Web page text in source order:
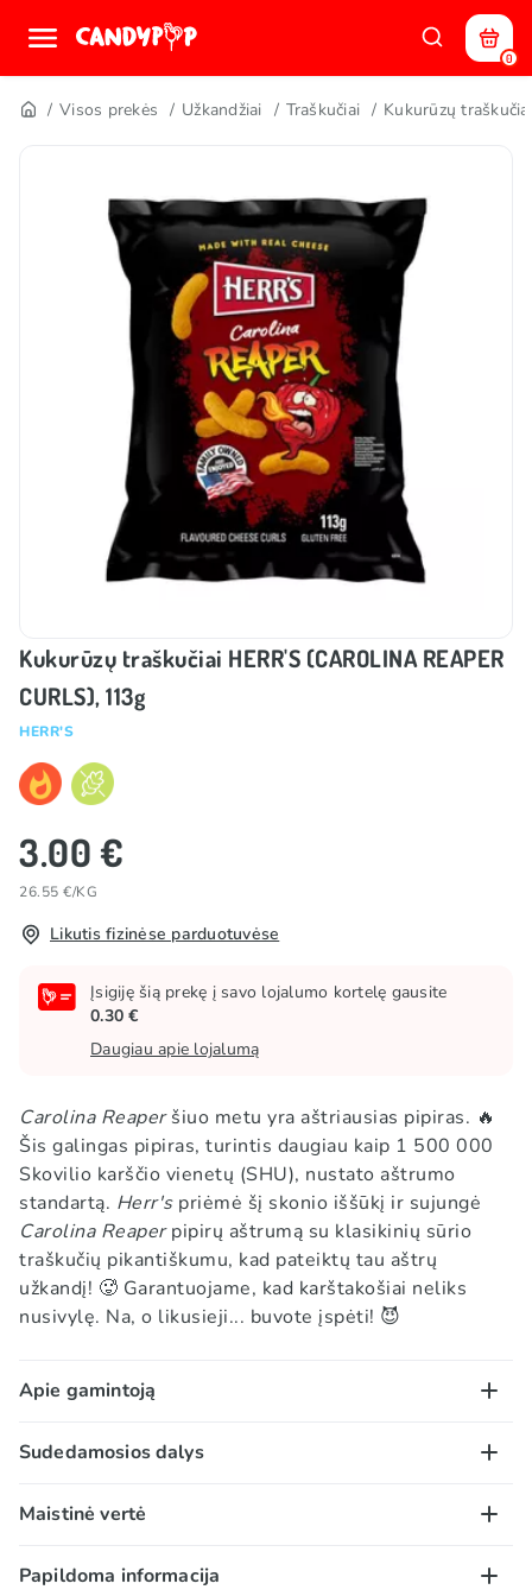
0
Visos prekės Užkandžiai Traškučiai Kukurūzų traškučiai
Kukurūzų traškučiai HERR'S (CAROLINA REAPER
CURLS), 113g
HERR'S
3.00 €
26.55 €/KG
Likutis fizinėse parduotuvėse
Įsigiję šią prekę į savo lojalumo kortelę gausite
0.30 €
Daugiau apie lojalumą
Carolina Reaperšiuo metu yra aštriausias pipiras. 🔥
Šis galingas pipiras, turintis daugiau kaip 1 500 000
Skovilio karščio vienetų (SHU), nustato aštrumo
standartą. Herr'spriėmė šį skonio iššūkį ir sujungė
Carolina Reaperpipirų aštrumą su klasikinių sūrio
traškučių pikantiškumu, kad pateiktų tau aštrų
užkandį! 🥵 Garantuojame, kad karštakošiai neliks
nusivylę. Na, o likusieji... buvote įspėti! 😈
Apie gamintoją
Visi Candy POP klientai žino, kas yra Herr‘s. Šie
gražiose pakuotėse. Iš kitos Atlanto pusės jie
čipsais, kurie populiarūs Lietuvoje, net nesigilindamas
Sudedamosios dalys
Kukurūzų kruopos (46,2%), saulėgrąžų aliejus, aitriųjų
mišinys (maltodekstrinas, druska, IŠRŪGŲ milteliai,
Maistinė vertė
100 g/ml:
Papildoma informacija